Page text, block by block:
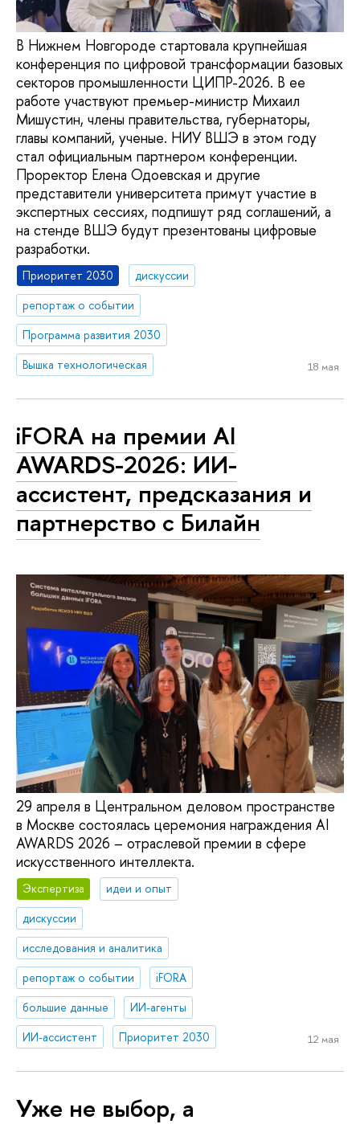
В Нижнем Новгороде стартовала крупнейшая
конференция по цифровой трансформации базовых
секторов промышленности ЦИПР-2026. В ее
работе участвуют премьер-министр Михаил
Мишустин, члены правительства, губернаторы,
главы компаний, ученые. НИУ ВШЭ в этом году
стал официальным партнером конференции.
Проректор Елена Одоевская и другие
представители университета примут участие в
экспертных сессиях, подпишут ряд соглашений, а
на стенде ВШЭ будут презентованы цифровые
разработки.
Приоритет 2030
дискуссии
репортаж о событии
Программа развития 2030
Вышка технологическая
18 мая
iFORA на премии AI
AWARDS-2026: ИИ-
ассистент, предсказания и
партнерство с Билайн
29 апреля в Центральном деловом пространстве
в Москве состоялась церемония награждения AI
AWARDS 2026 – отраслевой премии в сфере
искусственного интеллекта.
Экспертиза
идеи и опыт
дискуссии
исследования и аналитика
репортаж о событии
iFORA
большие данные
ИИ-агенты
ИИ-ассистент
Приоритет 2030 12 мая
Уже не выбор, а